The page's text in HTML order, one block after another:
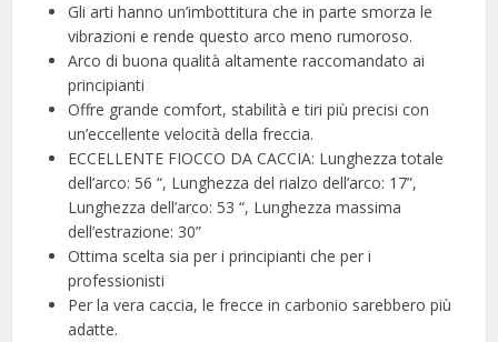
Gli arti hanno un’imbottitura che in parte smorza le
vibrazioni e rende questo arco meno rumoroso.
Arco di buona qualità altamente raccomandato ai
principianti
Offre grande comfort, stabilità e tiri più precisi con
un’eccellente velocità della freccia.
ECCELLENTE FIOCCO DA CACCIA: Lunghezza totale
dell’arco: 56 “, Lunghezza del rialzo dell’arco: 17”,
Lunghezza dell’arco: 53 “, Lunghezza massima
dell’estrazione: 30”
Ottima scelta sia per i principianti che per i
professionisti
Per la vera caccia, le frecce in carbonio sarebbero più
adatte.